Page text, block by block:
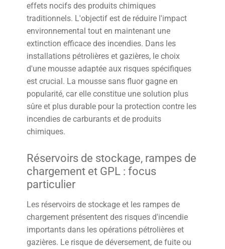
effets nocifs des produits chimiques
traditionnels. L'objectif est de réduire l'impact
environnemental tout en maintenant une
extinction efficace des incendies. Dans les
installations pétrolières et gazières, le choix
d'une mousse adaptée aux risques spécifiques
est crucial. La mousse sans fluor gagne en
popularité, car elle constitue une solution plus
sûre et plus durable pour la protection contre les
incendies de carburants et de produits
chimiques.
Réservoirs de stockage, rampes de
chargement et GPL : focus
particulier
Les réservoirs de stockage et les rampes de
chargement présentent des risques d'incendie
importants dans les opérations pétrolières et
gazières. Le risque de déversement, de fuite ou